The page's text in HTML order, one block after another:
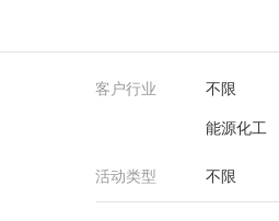
客户行业 不限
能源化工
活动类型 不限